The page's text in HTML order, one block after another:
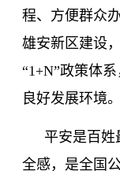
程、方便群众
雄安新区建设
“1+N”政策体
良好发展环境。
平安是百姓
全感，是全国